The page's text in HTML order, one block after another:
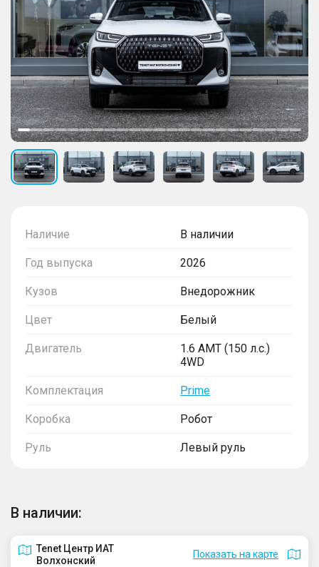
Наличие В наличии
Год выпуска 2026
Кузов Внедорожник
Цвет Белый
Двигатель
1.6 AMT (150 л.с.)
4WD
Комплектация Prime
Коробка Робот
Руль Левый руль
В наличии:
Tenet Центр ИАТ
Волхонский
Показать на карте